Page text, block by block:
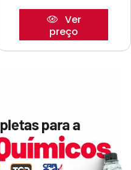
Ver
preço